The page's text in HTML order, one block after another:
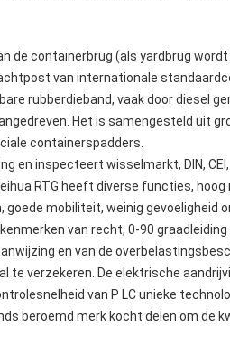
de containerbrug (als yardbrug
van internationale
rubberdieband, vaak door diesel
Het is samengesteld uit
containerspadders.
en inspecteert wisselmarkt, DIN,
RTG heeft diverse functies,
goede mobiliteit, weinig gevoeligheid
van recht, 0-90
en van de
te verzekeren. De elektrische
van P LC unieke
beroemd merk kocht delen om de